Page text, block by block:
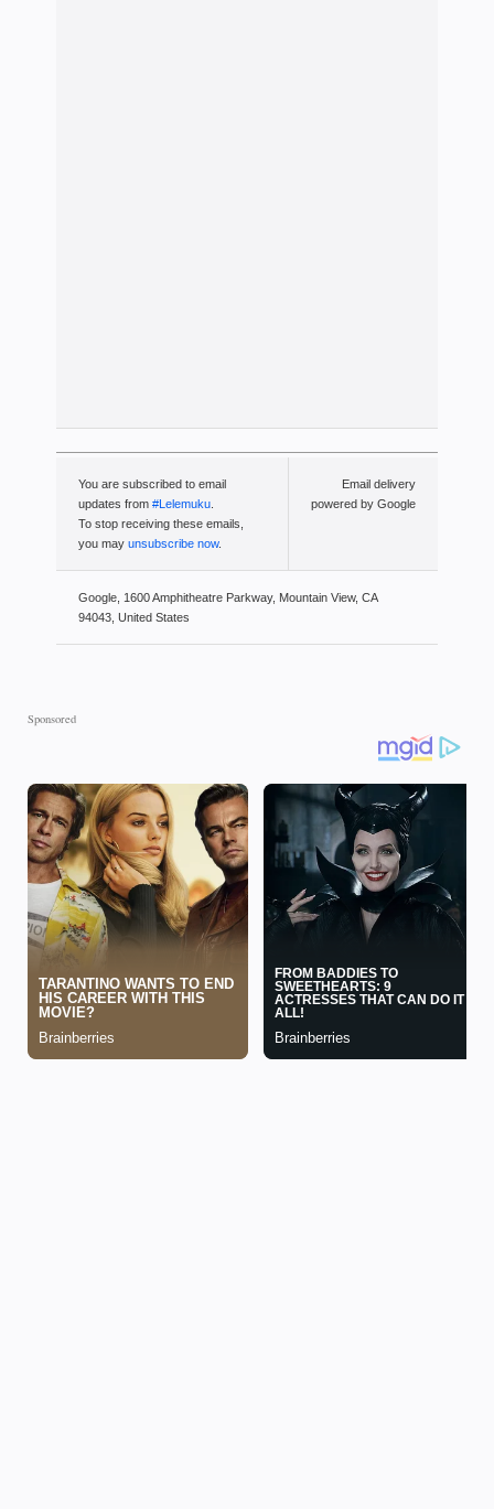
You are subscribed to email
updates from #Lelemuku
To stop receiving these emails,
you may unsubscribe now.
Email delivery
powered by Google
Google, 1600 Amphitheatre Parkway, Mountain View, CA
94043, United States